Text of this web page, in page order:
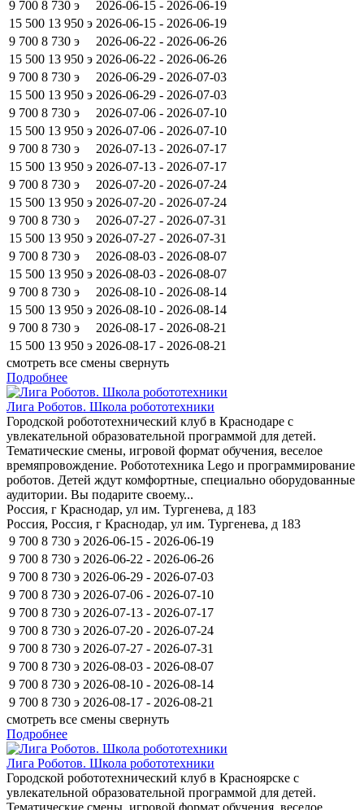
9 700 8 730 э
2026-06-15 - 2026-06-19
15 500 13 950 э 2026-06-15 - 2026-06-19
9 700 8 730 э
2026-06-22 - 2026-06-26
15 500 13 950 э 2026-06-22 - 2026-06-26
9 700 8 730 э
2026-06-29 - 2026-07-03
15 500 13 950 э 2026-06-29 - 2026-07-03
9 700 8 730 э
2026-07-06 - 2026-07-10
15 500 13 950 э 2026-07-06 - 2026-07-10
9 700 8 730 э
2026-07-13 - 2026-07-17
15 500 13 950 э 2026-07-13 - 2026-07-17
9 700 8 730 э
2026-07-20 - 2026-07-24
15 500 13 950 э 2026-07-20 - 2026-07-24
9 700 8 730 э
2026-07-27 - 2026-07-31
15 500 13 950 э 2026-07-27 - 2026-07-31
9 700 8 730 э
2026-08-03 - 2026-08-07
15 500 13 950 э 2026-08-03 - 2026-08-07
9 700 8 730 э
2026-08-10 - 2026-08-14
15 500 13 950 э 2026-08-10 - 2026-08-14
9 700 8 730 э
2026-08-17 - 2026-08-21
15 500 13 950 э 2026-08-17 - 2026-08-21
смотреть все смены свернуть
Подробнее
Лига Роботов. Школа робототехники
Городской робототехнический клуб в Краснодаре с
увлекательной образовательной программой для детей.
Тематические смены, игровой формат обучения, веселое
времяпровождение. Робототехника Lego и программирование
роботов. Детей ждут комфортные, специально оборудованные
аудитории. Вы подарите своему...
Россия, г Краснодар, ул им. Тургенева, д 183
Россия, Россия, г Краснодар, ул им. Тургенева, д 183
9 700 8 730 э 2026-06-15 - 2026-06-19
9 700 8 730 э 2026-06-22 - 2026-06-26
9 700 8 730 э 2026-06-29 - 2026-07-03
9 700 8 730 э 2026-07-06 - 2026-07-10
9 700 8 730 э 2026-07-13 - 2026-07-17
9 700 8 730 э 2026-07-20 - 2026-07-24
9 700 8 730 э 2026-07-27 - 2026-07-31
9 700 8 730 э 2026-08-03 - 2026-08-07
9 700 8 730 э 2026-08-10 - 2026-08-14
9 700 8 730 э 2026-08-17 - 2026-08-21
смотреть все смены свернуть
Подробнее
Лига Роботов. Школа робототехники
Городской робототехнический клуб в Красноярске с
увлекательной образовательной программой для детей.
Тематические смены, игровой формат обучения, веселое